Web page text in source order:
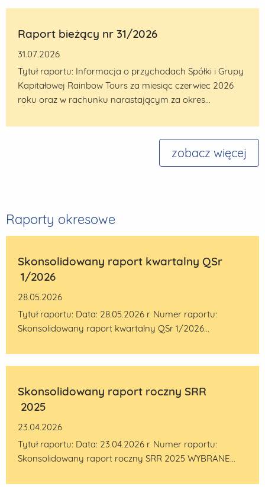
Raport bieżący nr 31/2026
31.07.2026
Tytuł raportu: Informacja o przychodach Spółki i Grupy
Kapitałowej Rainbow Tours za miesiąc czerwiec 2026
roku oraz w rachunku narastającym za okres...
zobacz więcej
Raporty okresowe
Skonsolidowany raport kwartalny QSr
1/2026
28.05.2026
Tytuł raportu: Data: 28.05.2026 r. Numer raportu:
Skonsolidowany raport kwartalny QSr 1/2026...
Skonsolidowany raport roczny SRR
2025
23.04.2026
Tytuł raportu: Data: 23.04.2026 r. Numer raportu:
Skonsolidowany raport roczny SRR 2025 WYBRANE...